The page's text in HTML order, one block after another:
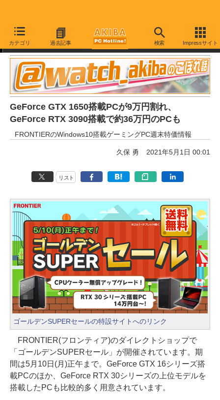
カテゴリ 過去記事 検索 Impressサイト
取材中に見つけた○○なもの
GeForce GTX 1650搭載PCが9万円割れ、
GeForce RTX 3090搭載で約36万円のPCも
FRONTIERのWindows10搭載ゲーミングPC週末特価情報
久保 勇 2021年5月1日 00:01
リスト
ゴールデンSUPERセールの特設サイトへのリンク
FRONTIER(フロンティア)のダイレクトショップで
「ゴールデンSUPERセール」が開催されています。期
間は5月10日(月)正午まで。GeForce GTX 16シリーズ搭
載PCのほか、GeForce RTX 30シリーズの上位モデルを
搭載したPCも比較的多く用意されています。